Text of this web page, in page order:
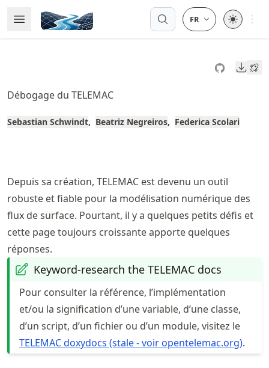
to
article
to
article
content
Open Menu
Made with MyST
Open
Débogage du TELEMAC
Sebastian Schwindt Beatriz Negreiros Federica Scolari
Depuis sa création, TELEMAC est devenu un outil
robuste et fiable pour la modélisation numérique des
flux de surface. Pourtant, il y a quelques petits défis et
cette page toujours croissante apporte quelques
réponses.
Keyword-research the TELEMAC docs
Pour consulter la référence, l’implémentation
et/ou la signification d’une variable, d’une classe,
d’un script, d’un fichier ou d’un module, visitez le
TELEMAC doxydocs (stale - voir opentelemac.org).